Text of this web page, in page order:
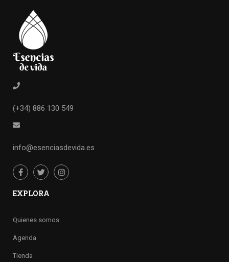
(+34) 886 130 549
info@esenciasdevida.es
EXPLORA
Quienes somos
Agenda
Tienda